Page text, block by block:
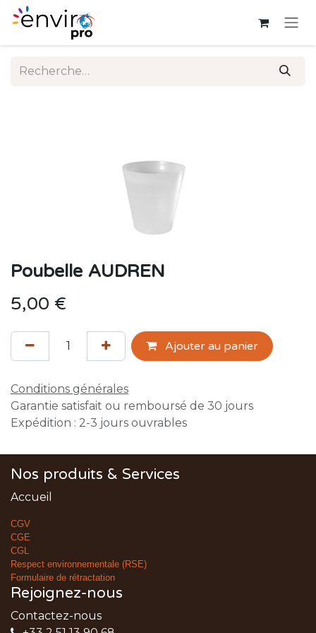
Se rendre au contenu
Poubelle AUDREN
5,00 €
Ajouter au panier
Conditions générales
Garantie satisfait ou remboursé de 30 jours
Expédition : 2-3 jours ouvrables
Nos produits & Services
Accueil
CGV
CGE
CGL
Respect environnementale (RSE)
Formulaire de rétractation
Rejoignez-nous
Contactez-nous